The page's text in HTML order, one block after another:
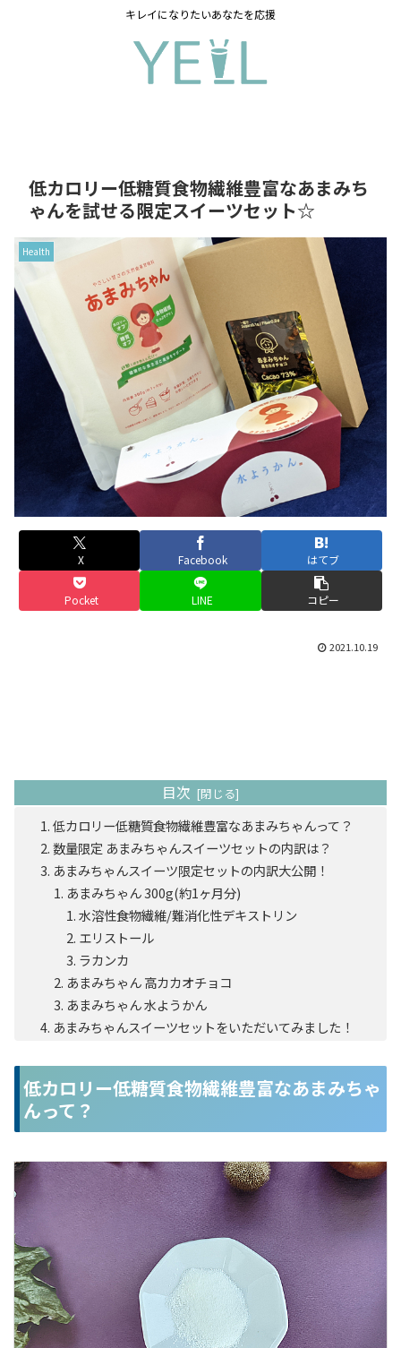
キレイになりたいあなたを応援
低カロリー低糖質食物繊維豊富なあまみち
ゃんを試せる限定スイーツセット☆
Health
X Facebook はてブ
Pocket LINE コピー
2021.10.19
目次
低カロリー低糖質食物繊維豊富なあまみちゃんって？
数量限定 あまみちゃんスイーツセットの内訳は？
あまみちゃんスイーツ限定セットの内訳大公開！
あまみちゃん 300g(約1ヶ月分)
水溶性食物繊維/難消化性デキストリン
エリストール
ラカンカ
あまみちゃん 高カカオチョコ
あまみちゃん 水ようかん
あまみちゃんスイーツセットをいただいてみました！
低カロリー低糖質食物繊維豊富なあまみちゃ
んって？